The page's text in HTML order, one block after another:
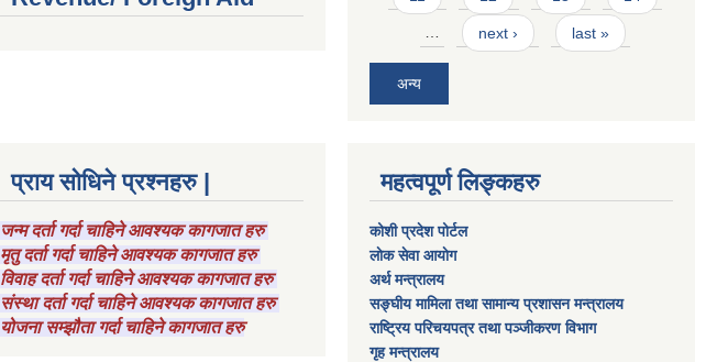
… next › last »
अन्य
प्राय सोधिने प्रश्नहरु |
जन्म दर्ता गर्दा चाहिने आवश्यक कागजात हरु
मृतु दर्ता गर्दा चाहिने आवश्यक कागजात हरु
विवाह दर्ता गर्दा चाहिने आवश्यक कागजात हरु
संस्था दर्ता गर्दा चाहिने आवश्यक कागजात हरु
योजना सम्झौता गर्दा चाहिने कागजात हरु
महत्वपूर्ण लिङ्कहरु
कोशी प्रदेश पोर्टल
लाेक सेवा आयाेग
अर्थ मन्त्रालय
सङ्घीय मामिला तथा सामान्य प्रशासन मन्त्रालय
राष्‍ट्रिय परिचयपत्र तथा पञ्‍जीकरण विभाग
गृह मन्त्रालय